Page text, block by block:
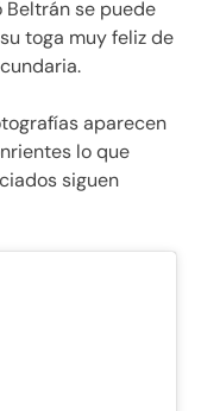
Beltrán se puede
toga muy feliz de
aparecen
lo que
siguen